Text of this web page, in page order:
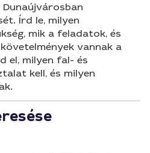
Írd le, milyen
mik a feladatok, és
vannak a
el, milyen fal- és
kell, és milyen